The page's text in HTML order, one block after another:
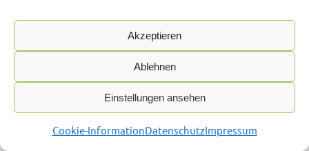
Akzeptieren
Ablehnen
Einstellungen ansehen
Cookie-InformationDatenschutzImpressum
3